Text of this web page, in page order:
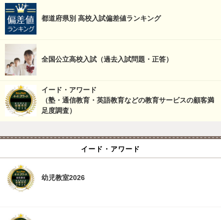
都道府県別 高校入試偏差値ランキング
全国公立高校入試（過去入試問題・正答）
イード・アワード
（塾・通信教育・英語教育などの教育サービスの顧客満
足度調査）
イード・アワード
幼児教室2026